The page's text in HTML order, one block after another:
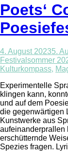
Poets‘
4. August 20235.
Festivalsommer
Kulturkompass,
Experimentelle
klingen kann,
und auf dem
die gegenwärtigen
Kunstwerke aus
aufeinanderprallen
erschütternde
Spezies fragen.